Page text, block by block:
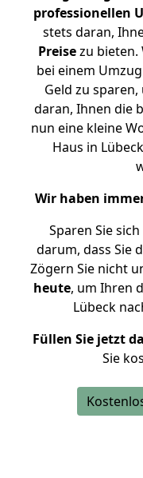
professionellen
stets daran,
Preisezu bieten.
bei einem
Geld zu
daran, Ihnen die
nun eine kleine
Haus in
Wir haben
Sparen Sie
darum, dass Sie
Zögern Sie nicht
heute, um Ihren
Lübeck
Füllen Sie jetzt
Sie